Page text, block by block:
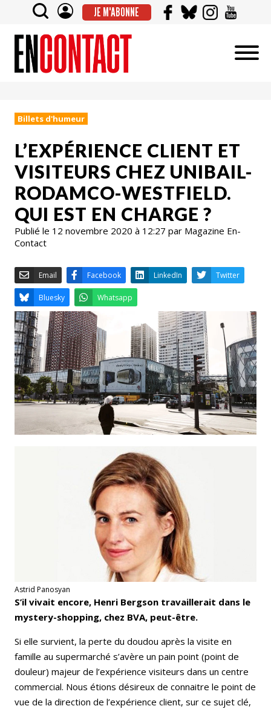
JE M'ABONNE
Billets d'humeur
L’EXPÉRIENCE CLIENT ET
VISITEURS CHEZ UNIBAIL-
RODAMCO-WESTFIELD.
QUI EST EN CHARGE ?
Publié le 12 novembre 2020 à 12:27 par Magazine En-
Contact
Email Facebook LinkedIn
Bluesky Whatsapp
Astrid Panosyan
S’il vivait encore, Henri Bergson travaillerait dans le
mystery-shopping, chez BVA, peut-être.
Si elle survient, la perte du doudou après la visite en
famille au supermarché s’avère un pain point (point de
douleur) majeur de l’expérience visiteurs dans un centre
commercial. Nous étions désireux de connaitre le point de
vue de la direction de l’expérience client, sur ce sujet clé,